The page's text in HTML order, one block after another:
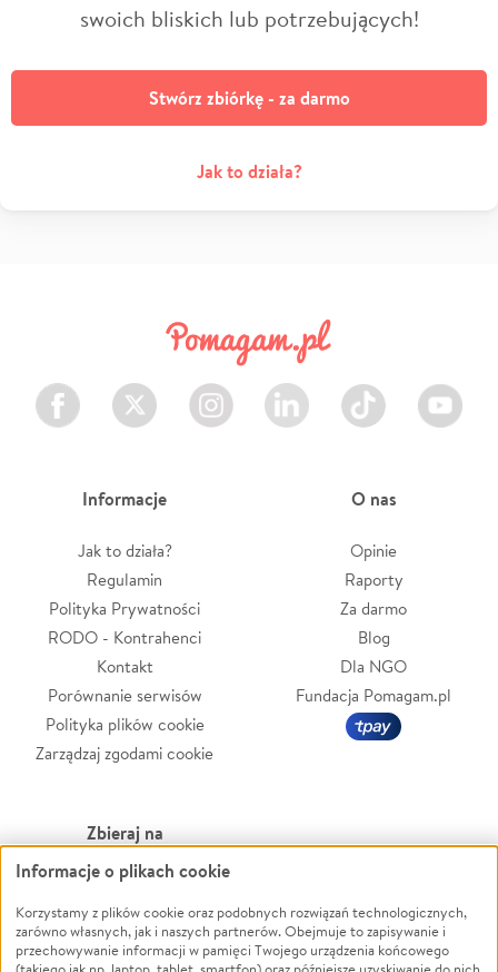
swoich bliskich lub potrzebujących!
Stwórz zbiórkę - za darmo
Jak to działa?
Facebook Twitter Instagram LinkedIn TikTok Youtube
Informacje
Jak to działa?
Regulamin
Polityka Prywatności
RODO - Kontrahenci
Kontakt
Porównanie serwisów
Polityka plików cookie
Zarządzaj zgodami cookie
O nas
Opinie
Raporty
Za darmo
Blog
Dla NGO
Fundacja Pomagam.pl
Zbieraj na
Leczenie
Zwierzęta
Pożar
Powódź
Wichura
Informacje o plikach cookie
Korzystamy z plików cookie oraz podobnych rozwiązań technologicznych,
zarówno własnych, jak i naszych partnerów. Obejmuje to zapisywanie i
przechowywanie informacji w pamięci Twojego urządzenia końcowego